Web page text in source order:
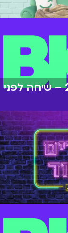
הבנים והבנות 2021 – שיחה לפני